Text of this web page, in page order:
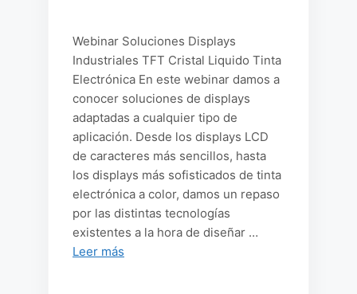
Webinar Soluciones Displays
Industriales TFT Cristal Liquido Tinta
Electrónica En este webinar damos a
conocer soluciones de displays
adaptadas a cualquier tipo de
aplicación. Desde los displays LCD
de caracteres más sencillos, hasta
los displays más sofisticados de tinta
electrónica a color, damos un repaso
por las distintas tecnologías
existentes a la hora de diseñar …
Leer más